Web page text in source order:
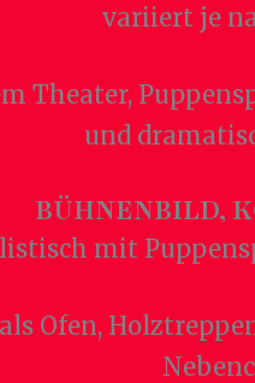
variiert je
Theater,
und
BÜHNENBILD,
mit
Ofen,